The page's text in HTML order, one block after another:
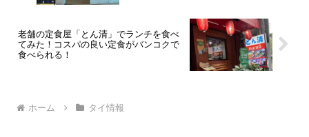
老舗の定食屋「とん清」でランチを食べ
てみた！コスパの良い定食がバンコクで
食べられる！
ホーム タイ情報